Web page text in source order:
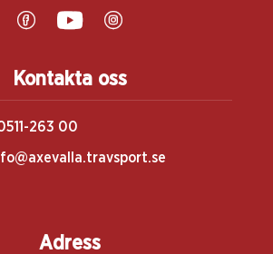
Kontakta oss
263 00
Adress